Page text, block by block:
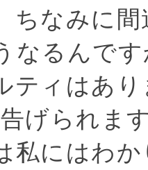
ちなみに
なるんで
ティはあ
げられま
私にはわ